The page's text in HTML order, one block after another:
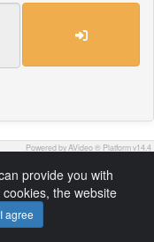
Powered by AVideo ® Platform v14.4
provide you with
the website
I agree